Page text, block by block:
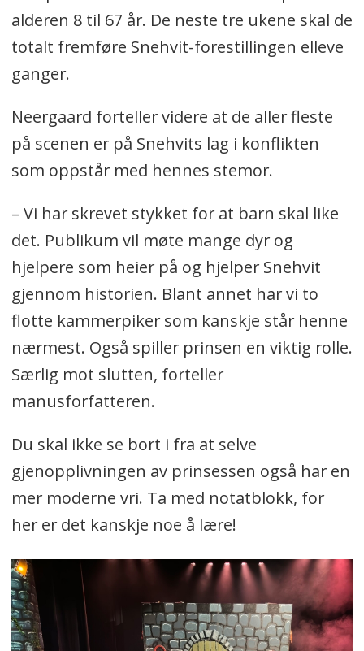
alderen 8 til 67 år. De neste tre ukene skal de
totalt fremføre Snehvit-forestillingen elleve
ganger.
Neergaard forteller videre at de aller fleste
på scenen er på Snehvits lag i konflikten
som oppstår med hennes stemor.
– Vi har skrevet stykket for at barn skal like
det. Publikum vil møte mange dyr og
hjelpere som heier på og hjelper Snehvit
gjennom historien. Blant annet har vi to
flotte kammerpiker som kanskje står henne
nærmest. Også spiller prinsen en viktig rolle.
Særlig mot slutten, forteller
manusforfatteren.
Du skal ikke se bort i fra at selve
gjenopplivningen av prinsessen også har en
mer moderne vri. Ta med notatblokk, for
her er det kanskje noe å lære!